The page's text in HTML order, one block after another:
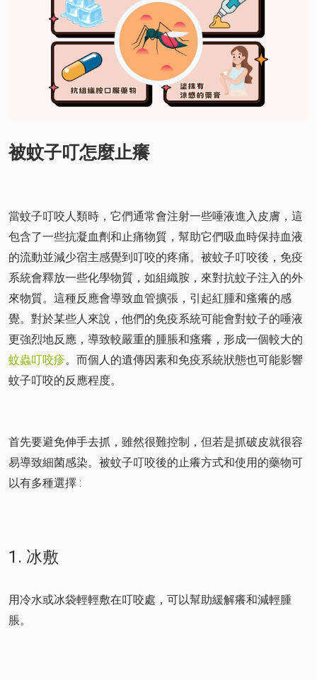
被蚊子叮怎麼止癢
當蚊子叮咬人類時，它們通常會注射一些唾液進入皮膚，這
包含了一些抗凝血劑和止痛物質，幫助它們吸血時保持血液
的流動並減少宿主感覺到叮咬的疼痛。被蚊子叮咬後，免疫
系統會釋放一些化學物質，如組織胺，來對抗蚊子注入的外
來物質。這種反應會導致血管擴張，引起紅腫和瘙癢的感
覺。對於某些人來說，他們的免疫系統可能會對蚊子的唾液
更強烈地反應，導致較嚴重的腫脹和瘙癢，形成一個較大的
蚊蟲叮咬疹。而個人的遺傳因素和免疫系統狀態也可能影響
蚊子叮咬的反應程度。
首先要避免伸手去抓，雖然很難控制，但若是抓破皮就很容
易導致細菌感染。被蚊子叮咬後的止癢方式和使用的藥物可
以有多種選擇 :
1. 冰敷
用冷水或冰袋輕輕敷在叮咬處，可以幫助緩解癢和減輕腫
脹。